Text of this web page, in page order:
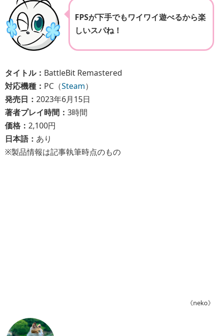
FPSが下手でもワイワイ遊べるから楽
しいスパね！
タイトル： BattleBit Remastered
対応機種： PC（Steam）
発売日： 2023年6月15日
著者プレイ時間： 3時間
価格： 2,100円
日本語： あり
※製品情報は記事執筆時点のもの
《neko》